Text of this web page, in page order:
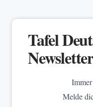
Tafel
Newsletter
Melde